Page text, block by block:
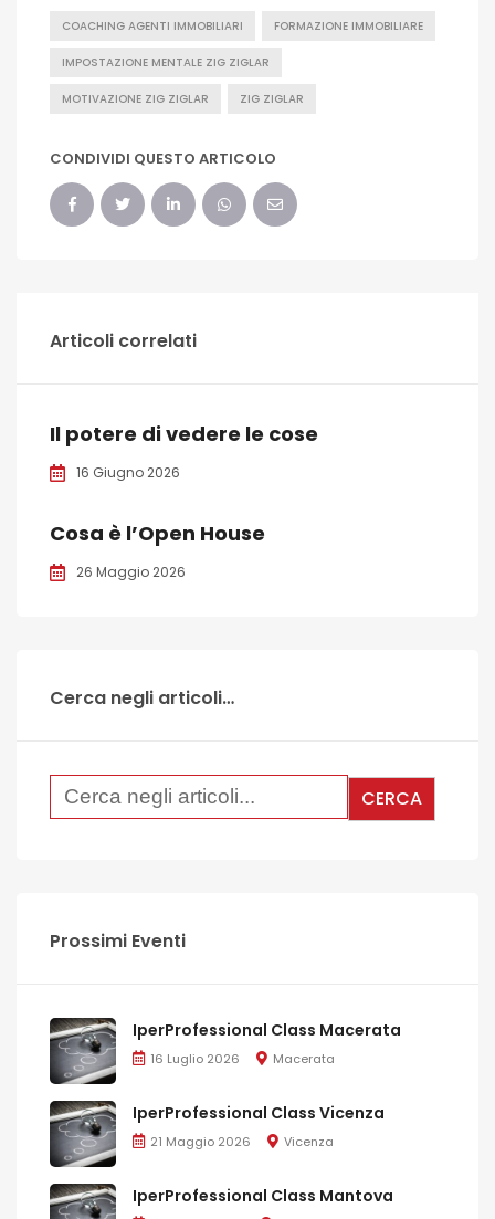
COACHING AGENTI IMMOBILIARI FORMAZIONE IMMOBILIARE
IMPOSTAZIONE MENTALE ZIG ZIGLAR
MOTIVAZIONE ZIG ZIGLAR ZIG ZIGLAR
CONDIVIDI QUESTO ARTICOLO
Articoli correlati
Il potere di vedere le cose
16 Giugno 2026
Cosa è l’Open House
26 Maggio 2026
Cerca negli articoli…
Prossimi Eventi
IperProfessional Class Macerata
16 Luglio 2026 Macerata
IperProfessional Class Vicenza
21 Maggio 2026 Vicenza
IperProfessional Class Mantova